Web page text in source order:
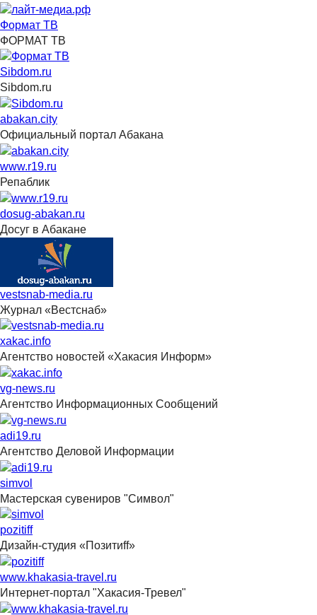
Формат ТВ
ФОРМАТ ТВ
Sibdom.ru
Sibdom.ru
abakan.city
Официальный портал Абакана
www.r19.ru
Репаблик
dosug-abakan.ru
Досуг в Абакане
vestsnab-media.ru
Журнал «Вестснаб»
xakac.info
Агентство новостей «Хакасия Информ»
vg-news.ru
Агентство Информационных Сообщений
adi19.ru
Агентство Деловой Информации
simvol
Мастерская сувениров "Символ"
pozitiff
Дизайн-студия «Позитиff»
www.khakasia-travel.ru
Интернет-портал "Хакасия-Тревел"